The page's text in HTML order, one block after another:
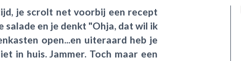
je scrolt net voorbij een recept
salade en je denkt "Ohja, dat wil ik
open...en uiteraard heb je
in huis. Jammer. Toch maar een